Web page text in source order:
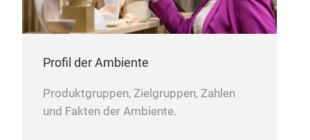
Profil der Ambiente
Produktgruppen, Zielgruppen, Zahlen
und Fakten der Ambiente.